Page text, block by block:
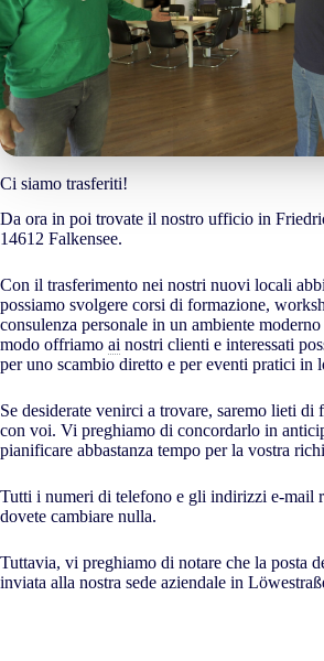
Ci siamo trasferiti!
Da ora in poi trovate il nostro ufficio in
14612 Falkensee.
Con il trasferimento nei nostri nuovi locali
possiamo svolgere corsi di formazione,
consulenza personale in un ambiente
modo offriamo ai nostri clienti e interessati
per uno scambio diretto e per eventi pratici in
Se desiderate venirci a trovare, saremo lieti di
con voi. Vi preghiamo di concordarlo in
pianificare abbastanza tempo per la vostra
Tutti i numeri di telefono e gli indirizzi e-mail
dovete cambiare nulla.
Tuttavia, vi preghiamo di notare che la posta
inviata alla nostra sede aziendale in